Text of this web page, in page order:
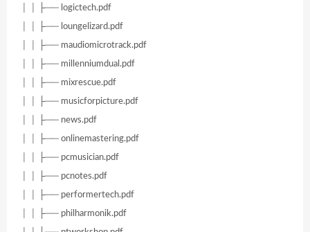
│ │ ├── logictech.pdf
│ │ ├── loungelizard.pdf
│ │ ├── maudiomicrotrack.pdf
│ │ ├── millenniumdual.pdf
│ │ ├── mixrescue.pdf
│ │ ├── musicforpicture.pdf
│ │ ├── news.pdf
│ │ ├── onlinemastering.pdf
│ │ ├── pcmusician.pdf
│ │ ├── pcnotes.pdf
│ │ ├── performertech.pdf
│ │ ├── philharmonik.pdf